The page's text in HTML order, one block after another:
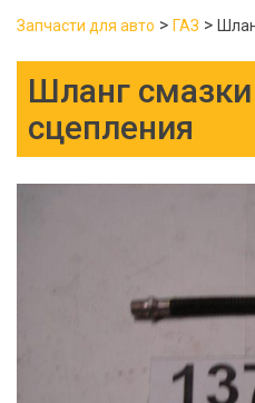
Запчасти для авто > ГАЗ >
Шланг
сцепления